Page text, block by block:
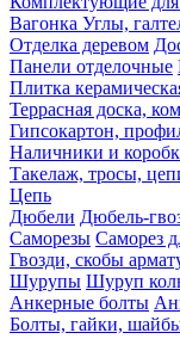
Вагонка Углы,
Отделка деревом
Панели отделочные
Плитка
Террасная доска,
Гипсокартон,
Наличники и
Такелаж, тросы,
Цепь
Дюбели Дюбель-
Саморезы Саморез
Гвозди, скобы
Шурупы Шуруп
Анкерные болты
Болты, гайки,